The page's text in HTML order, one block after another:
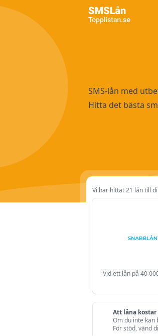
SMS-lån med
Hitta det bästa
Vi har hittat 21 lån till
Vid ett lån på 40
Att låna
Om du inte kan
För stöd, vänd